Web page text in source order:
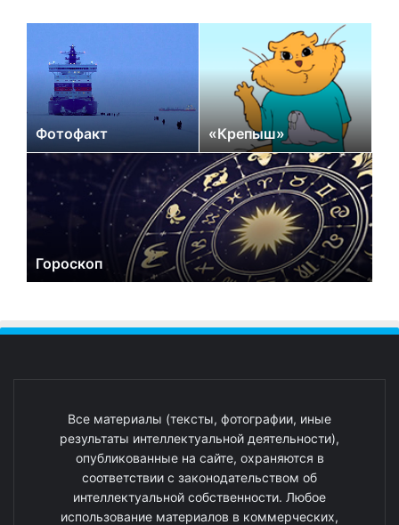
Фотофакт «Крепыш»
Гороскоп
Все материалы (тексты, фотографии, иные
результаты интеллектуальной деятельности),
опубликованные на сайте, охраняются в
соответствии с законодательством об
интеллектуальной собственности. Любое
использование материалов в коммерческих,